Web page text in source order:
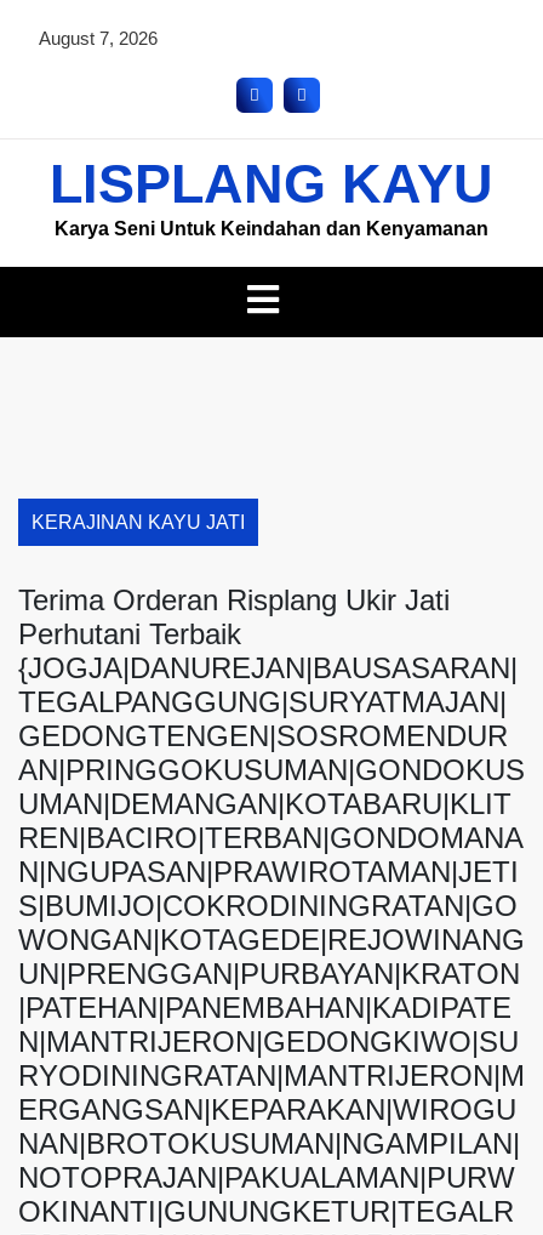
August 7, 2026
LISPLANG KAYU
Karya Seni Untuk Keindahan dan Kenyamanan
KERAJINAN KAYU JATI
Terima Orderan Risplang Ukir Jati
Perhutani Terbaik
{JOGJA|DANUREJAN|BAUSASARAN|
TEGALPANGGUNG|SURYATMAJAN|
GEDONGTENGEN|SOSROMENDUR
AN|PRINGGOKUSUMAN|GONDOKUS
UMAN|DEMANGAN|KOTABARU|KLIT
REN|BACIRO|TERBAN|GONDOMANA
N|NGUPASAN|PRAWIROTAMAN|JETI
S|BUMIJO|COKRODININGRATAN|GO
WONGAN|KOTAGEDE|REJOWINANG
UN|PRENGGAN|PURBAYAN|KRATON
|PATEHAN|PANEMBAHAN|KADIPATE
N|MANTRIJERON|GEDONGKIWO|SU
RYODININGRATAN|MANTRIJERON|M
ERGANGSAN|KEPARAKAN|WIROGU
NAN|BROTOKUSUMAN|NGAMPILAN|
NOTOPRAJAN|PAKUALAMAN|PURW
OKINANTI|GUNUNGKETUR|TEGALR